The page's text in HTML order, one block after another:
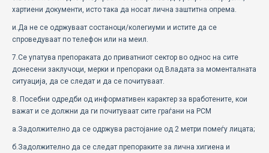
хартиени документи, исто така да носат лична заштитна опрема.
и.Да не се одржуваат состаноци/колегиуми и истите да се
спроведуваат по телефон или на меил.
7.Се упатува препораката до приватниот сектор во однос на сите
донесени заклучоци, мерки и препораки од Владата за моменталната
ситуација, да се следат и да се почитуваат.
8. Посебни одредби од информативен карактер за вработените, кои
важат и се должни да ги почитуваат сите граѓани на РСМ
a.Задолжително да се одржува растојание од 2 метри помеѓу лицата;
б.Задолжително да се следат препораките за лична хигиена и